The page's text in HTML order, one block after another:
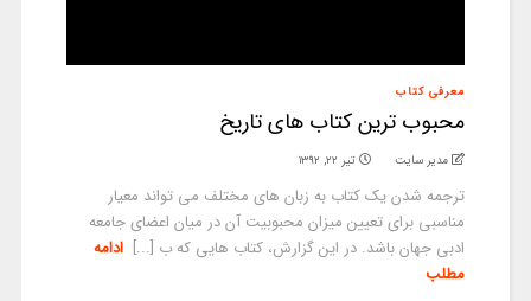
معرفی کتاب
محبوب ترین کتاب های تاریخ
مدیر سایت تیر ۲۲, ۱۳۹۲
ترجمه شدن یک کتاب به زبان های مختلف می تواند معیار
مناسبی برای تعیین میزان محبوبیت آن در میان اعضای جامعه
ادبی جهان باشد. در این گزارش، کتاب هایی که ب [...] ادامه
مطلب